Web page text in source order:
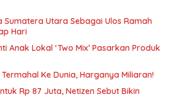
Sumatera Utara Sebagai Ulos Ramah
Hari
Anak Lokal ‘Two Mix’ Pasarkan Produk
Ke Dunia, Harganya Miliaran!
Rp 87 Juta, Netizen Sebut Bikin